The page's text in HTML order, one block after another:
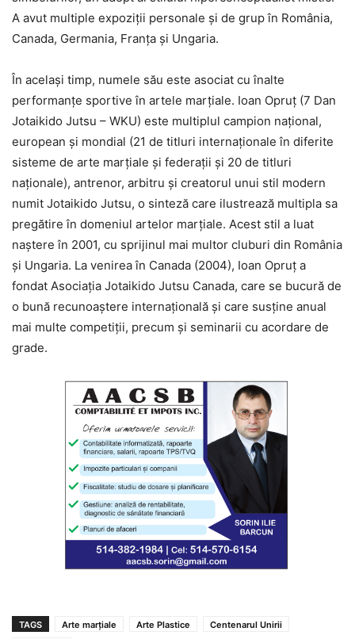
A avut multiple expoziții personale și de grup în România,
Canada, Germania, Franța și Ungaria.
În același timp, numele său este asociat cu înalte
performanțe sportive în artele marțiale. Ioan Opruț (7 Dan
Jotaikido Jutsu – WKU) este multiplul campion național,
european și mondial (21 de titluri internaționale în diferite
sisteme de arte marțiale și federații și 20 de titluri
naționale), antrenor, arbitru și creatorul unui stil modern
numit Jotaikido Jutsu, o sinteză care ilustrează multipla sa
pregătire în domeniul artelor marțiale. Acest stil a luat
naștere în 2001, cu sprijinul mai multor cluburi din România
și Ungaria. La venirea în Canada (2004), Ioan Opruț a
fondat Asociația Jotaikido Jutsu Canada, care se bucură de
o bună recunoaștere internațională și care susține anual
mai multe competiții, precum și seminarii cu acordare de
grade.
TAGS Arte marțiale Arte Plastice
Centenarul Unirii